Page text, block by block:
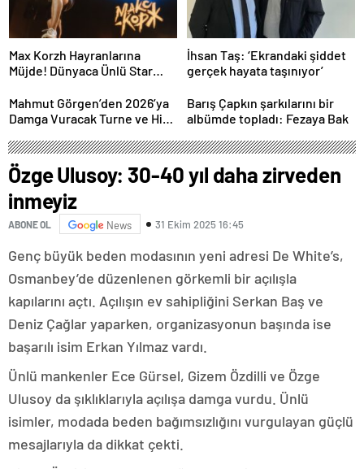
Max Korzh Hayranlarına
Müjde! Dünyaca Ünlü Star
Performansla Hayranlarıyla
Buluşuyor
İhsan Taş: ‘Ekrandaki şiddet
gerçek hayata taşınıyor’
Mahmut Görgen’den 2026’ya
Damga Vuracak Turne ve Hit
Barış Çapkın şarkılarını bir
albümde topladı: Fezaya Bak
Özge Ulusoy: 30-40 yıl daha zirveden
inmeyiz
ABONE OL News 31 Ekim 2025 16:45
Genç büyük beden modasının yeni adresi De White’s,
Osmanbey’de düzenlenen görkemli bir açılışla
kapılarını açtı. Açılışın ev sahipliğini Serkan Baş ve
Deniz Çağlar yaparken, organizasyonun başında ise
başarılı isim Erkan Yılmaz vardı.
Ünlü mankenler Ece Gürsel, Gizem Özdilli ve Özge
Ulusoy da şıklıklarıyla açılışa damga vurdu. Ünlü
isimler, modada beden bağımsızlığını vurgulayan güçlü
mesajlarıyla da dikkat çekti.